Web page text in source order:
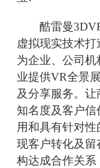
酷雷曼3DVR
虚拟现实技术打
为企业、公司
业提供VR全景
及分享服务。
知名度及客户
用和具有针对
现客户转化及
构达成合作关系